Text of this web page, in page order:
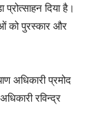
दिया है।
को पुरस्कार और
अधिकारी प्रमोद
रविन्द्र